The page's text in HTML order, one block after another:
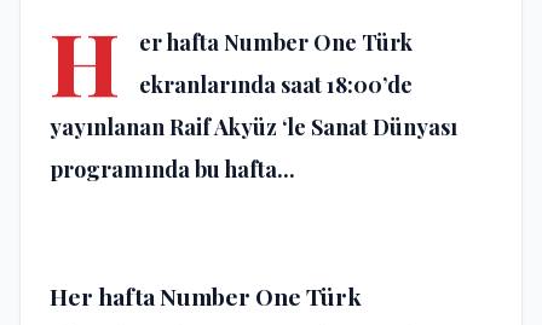
H
er hafta Number One Türk
ekranlarında saat 18:00’de
yayınlanan Raif Akyüz ‘le Sanat Dünyası
programında bu hafta...
Her hafta Number One Türk